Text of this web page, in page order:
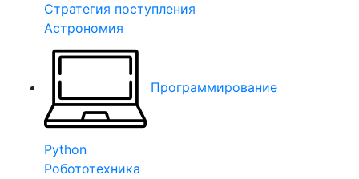
Стратегия поступления
Астрономия
Программирование
Python
Робототехника